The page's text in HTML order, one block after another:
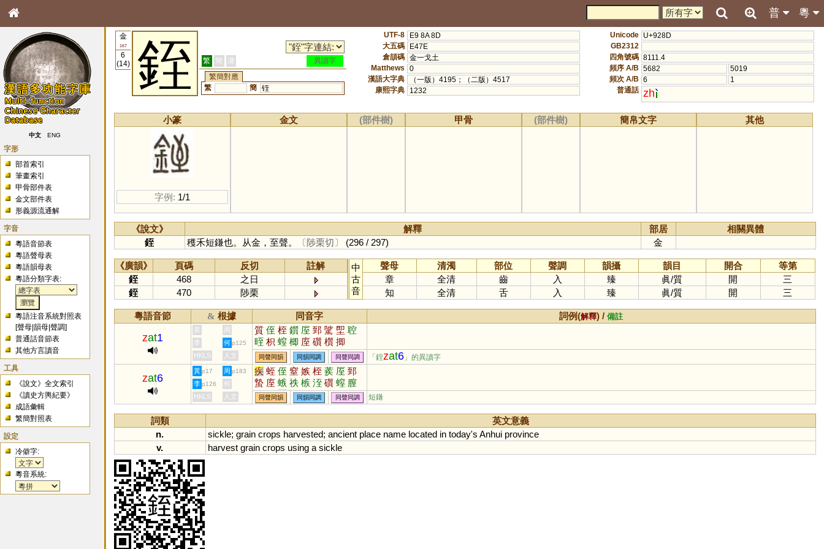
粵
普
中文 ENG
字形
部首索引
筆畫索引
甲骨部件表
金文部件表
形義源流通解
字音
粵語音節表
粵語聲母表
粵語韻母表
粵語分類字表:
粵語注音系統對照表
[聲母 |韻母 |聲調]
普通話音節表
其他方言讀音
工具
《說文》全文索引
《讀史方輿紀要》
成語彙輯
繁簡對照表
設定
冷僻字:
粵音系統:
金
167
6
(14)
銍 繁 簡 港
異讀字
繁簡對應
繁
簡 铚
UTF-8
E9 8A 8D
大五碼
E47E
倉頡碼 金一戈土
Matthews
0
漢語大字典
（一版）4195；（二版）4517
康熙字典
1232
Unicode U+928D
GB2312
四角號碼 8111.4
頻序 A/B 5682
5019
頻次 A/B 6
1
普通話 zh
小篆
字例: 1/1
金文 (部件樹) 甲骨 (部件樹) 簡帛文字 其他
《說文》 解釋 部居
相關異體
銍
穫禾短鎌也。从金，至聲。 〔陟栗切〕 (296 / 297) 金
《廣韻》 頁碼 反切
註解
銍
468
之日
銍
470 陟栗
中
古
音
聲母 清濁 部位 聲調 韻攝 韻目 開合
等第
章
全清 齒 入 臻 眞/質 開
三
知
全清 舌 入 臻 眞/質 開 三
粵語音節 & 根據 同音字 詞例(解釋) /備註
zat1
黃 周 質 侄 桎 鑕 厔 郅 騭 堲 聜
晊 枳 螲 楖 庢 礩 櫍 揤
李 何 p125
HKLS 人文 同聲同韻 同韻同調 同聲同調 「銍zat6 」的異讀字
zat6
黃 p17 周 p183 疾 蛭 侄 窒 嫉 桎 蒺 厔 郅
蟄 庢 螏 祑 槉 洷 礩 螲 膣
秷 挃 姪
李 p126
何
HKLS
人文 同聲同韻 同韻同調 同聲同調 短鎌
詞類
英文意義
n.
sickle; grain crops harvested; ancient place name located in today's Anhui province
v.
harvest grain crops using a sickle